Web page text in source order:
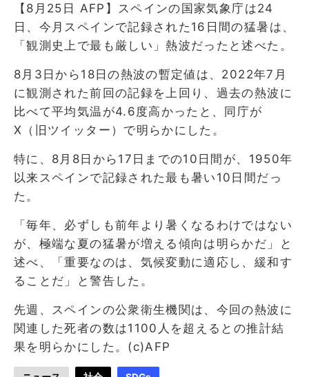
【8月25日 AFP】スペインの国家気象庁は24
日、今月スペインで記録された16日間の猛暑は、
「観測史上で最も厳しい」熱波だったと述べた。
8月3日から18日の熱波の暫定値は、2022年7月
に観測された前回の記録を上回り、過去の熱波に
比べて平均気温が4.6度高かったと、同庁が
X（旧ツイッター）で明らかにした。
特に、8月8日から17日までの10日間が、1950年
以来スペインで記録された最も暑い10日間だっ
た。
「毎年、必ずしも前年より暑くなるわけではない
が、極端な夏の猛暑が増える傾向は明らかだ」と
述べ、「重要なのは、気候変動に適応し、緩和す
ることだ」と警告した。
先週、スペインの公衆衛生機関は、今回の熱波に
関連した死者の数は1100人を超えるとの推計結
果を明らかにした。(c)AFP